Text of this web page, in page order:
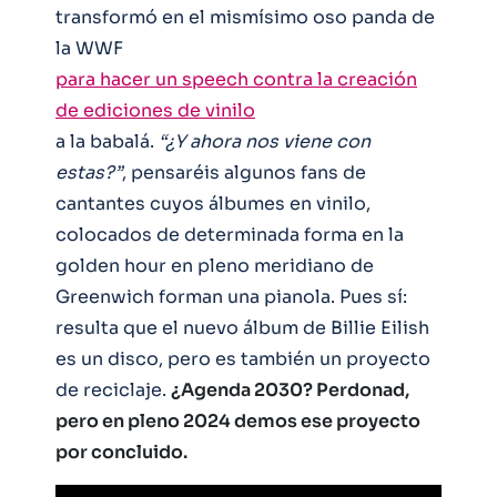
transformó en el mismísimo oso panda de
la WWF
para hacer un speech contra la creación
de ediciones de vinilo
a la babalá. “¿Y ahora nos viene con
estas?”, pensaréis algunos fans de
cantantes cuyos álbumes en vinilo,
colocados de determinada forma en la
golden hour en pleno meridiano de
Greenwich forman una pianola. Pues sí:
resulta que el nuevo álbum de Billie Eilish
es un disco, pero es también un proyecto
de reciclaje. ¿Agenda 2030? Perdonad,
pero en pleno 2024 demos ese proyecto
por concluido.